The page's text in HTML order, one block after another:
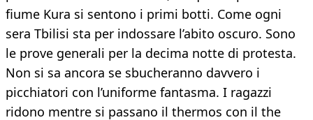
fiume Kura si sentono i primi botti. Come ogni
sera Tbilisi sta per indossare l’abito oscuro. Sono
le prove generali per la decima notte di protesta.
Non si sa ancora se sbucheranno davvero i
picchiatori con l’uniforme fantasma. I ragazzi
ridono mentre si passano il thermos con il the